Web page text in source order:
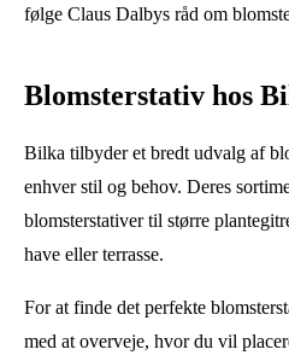
følge Claus Dalbys råd om
Blomsterstativ hos
Bilka tilbyder et bredt udvalg af
enhver stil og behov. Deres
blomsterstativer til større
have eller terrasse.
For at finde det perfekte
med at overveje, hvor du vil